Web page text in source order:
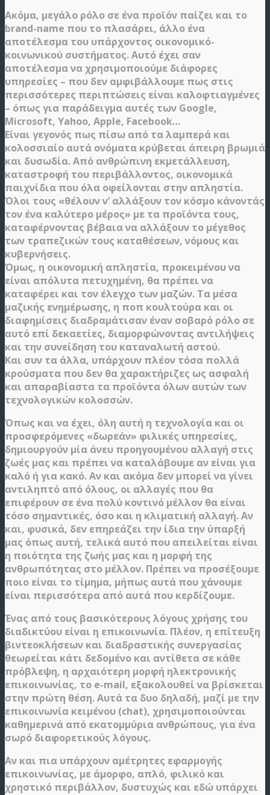
Ακόμα, μεγάλο ρόλο σε ένα προϊόν παίζει και το
brand-name που το πλασάρει, άλλο ένα
αποτέλεσμα του υπάρχοντος οικονομικό-
κοινωνικού συστήματος. Αυτό έχει σαν
αποτέλεσμα να χρησιμοποιούμε διάφορες
υπηρεσίες – που δεν αμφιβάλλουμε πως στις
περισσότερες περιπτώσεις είναι καλοφτιαγμένες
– όπως για παράδειγμα αυτές των Google,
Microsoft, Yahoo, Apple, Facebook…
Είναι γεγονός πως πίσω από τα λαμπερά και
κολοσσιαίο αυτά ονόματα κρύβεται άπειρη βρωμιά
και δυσωδία. Από ανθρώπινη εκμετάλλευση,
καταστροφή του περιβάλλοντος, οικονομικά
παιχνίδια που όλα οφείλονται στην απληστία.
Όλοι τους «θέλουν ν’ αλλάξουν τον κόσμο κάνοντάς
τον ένα καλύτερο μέρος» με τα προϊόντα τους,
καταφέρνοντας βέβαια να αλλάξουν το μέγεθος
των τραπεζικών τους καταθέσεων, νόμους και
κυβερνήσεις.
Όμως, η οικονομική απληστία, προκειμένου να
είναι απόλυτα πετυχημένη, θα πρέπει να
καταφέρει και τον έλεγχο των μαζών. Τα μέσα
μαζικής ενημέρωσης, η ποπ κουλτούρα και οι
διαφημίσεις διαδραμάτισαν έναν σοβαρό ρόλο σε
αυτό επί δεκαετίες, διαμορφώνοντας αντιλήψεις
και την συνείδηση του καταναλωτή αστού.
Και συν τα άλλα, υπάρχουν πλέον τόσα πολλά
κρούσματα που δεν θα χαρακτήριζες ως ασφαλή
και απαραβίαστα τα προϊόντα όλων αυτών των
τεχνολογικών κολοσσών.
Όπως και να έχει, όλη αυτή η τεχνολογία και οι
προσφερόμενες «δωρεάν» φιλικές υπηρεσίες,
δημιουργούν μία άνευ προηγουμένου αλλαγή στις
ζωές μας και πρέπει να καταλάβουμε αν είναι για
καλό ή για κακό. Αν και ακόμα δεν μπορεί να γίνει
αντιληπτό από όλους, οι αλλαγές που θα
επιφέρουν σε ένα πολύ κοντινό μέλλον θα είναι
τόσο σημαντικές, όσο και η κλιματική αλλαγή. Αν
και, φυσικά, δεν επηρεάζει την ίδια την ύπαρξή
μας όπως αυτή, τελικά αυτό που απειλείται είναι
η ποιότητα της ζωής μας και η μορφή της
ανθρωπότητας στο μέλλον. Πρέπει να προσέξουμε
ποιο είναι το τίμημα, μήπως αυτά που χάνουμε
είναι περισσότερα από αυτά που κερδίζουμε.
Ένας από τους βασικότερους λόγους χρήσης του
διαδικτύου είναι η επικοινωνία. Πλέον, η επίτευξη
βιντεοκλήσεων και διαδραστικής συνεργασίας
θεωρείται κάτι δεδομένο και αντίθετα σε κάθε
πρόβλεψη, η αρχαιότερη μορφή ηλεκτρονικής
επικοινωνίας, το e-mail, εξακολουθεί να βρίσκεται
στην πρώτη θέση. Αυτά τα δυο δηλαδή, μαζί με την
επικοινωνία κειμένου (chat), χρησιμοποιούνται
καθημερινά από εκατομμύρια ανθρώπους, για ένα
σωρό διαφορετικούς λόγους.
Αν και πια υπάρχουν αμέτρητες εφαρμογής
επικοινωνίας, με άμορφο, απλό, φιλικό και
χρηστικό περιβάλλον, δυστυχώς και εδώ υπάρχει